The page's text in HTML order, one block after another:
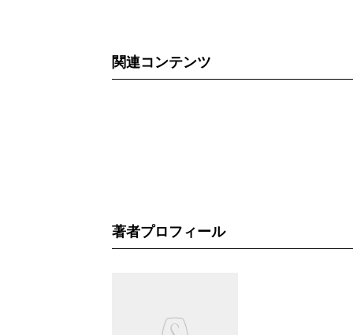
関連コンテンツ
著者プロフィール